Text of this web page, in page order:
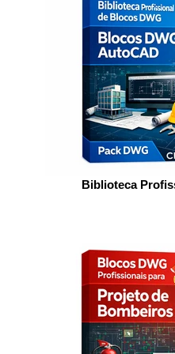
Biblioteca